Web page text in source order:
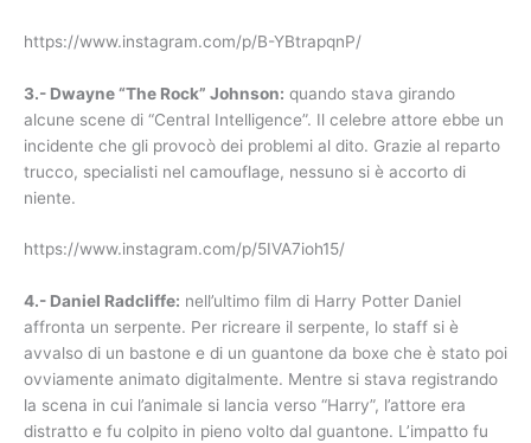
https://www.instagram.com/p/B-YBtrapqnP/
3.- Dwayne “The Rock” Johnson: quando stava girando
alcune scene di “Central Intelligence”. Il celebre attore ebbe un
incidente che gli provocò dei problemi al dito. Grazie al reparto
trucco, specialisti nel camouflage, nessuno si è accorto di
niente.
https://www.instagram.com/p/5IVA7ioh15/
4.- Daniel Radcliffe: nell’ultimo film di Harry Potter Daniel
affronta un serpente. Per ricreare il serpente, lo staff si è
avvalso di un bastone e di un guantone da boxe che è stato poi
ovviamente animato digitalmente. Mentre si stava registrando
la scena in cui l’animale si lancia verso “Harry”, l’attore era
distratto e fu colpito in pieno volto dal guantone. L’impatto fu